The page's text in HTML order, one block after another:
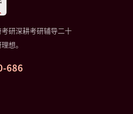
研深耕考研辅导二十
想。
686